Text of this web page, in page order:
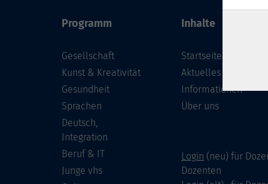
Programm
Gesellschaft
Kunst & Kreativität
Gesundheit
Sprachen
Deutsch,
Integration
Beruf & IT
Junge vhs
Inhalte
Startseite
Aktuelles
Informationen
Über uns
Login (neu) für
Dozenten